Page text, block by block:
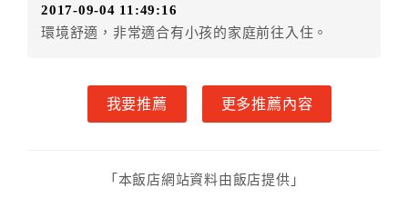
2017-09-04 11:49:16
環境舒適，非常適合有小孩的家庭前往入住。
我要推薦 更多推薦內容
「本飯店網站資料由飯店提供」